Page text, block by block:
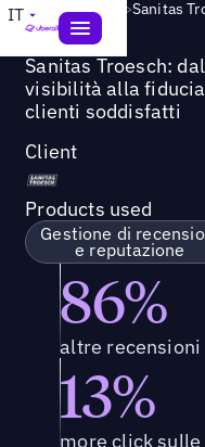
IT Success Story >
Sanitas Troesch:
visibilità alla
clienti soddisfatti
Client
Products used
Gestione di
e reputazione
86%
altre recensioni
13%
more click